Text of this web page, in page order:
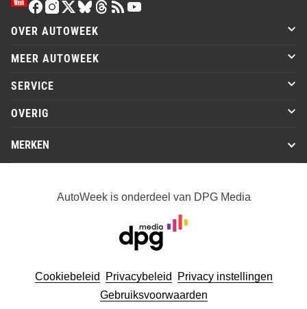
OVER AUTOWEEK
MEER AUTOWEEK
SERVICE
OVERIG
MERKEN
AutoWeek is onderdeel van DPG Media
Cookiebeleid Privacybeleid
Privacy instellingen
Gebruiksvoorwaarden